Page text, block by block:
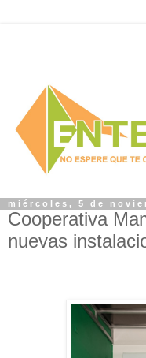
miércoles, 5 de
Cooperativa
nuevas